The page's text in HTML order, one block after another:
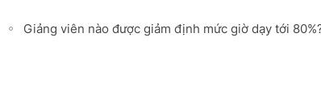
Giảng viên nào được giảm định mức giờ dạy tới